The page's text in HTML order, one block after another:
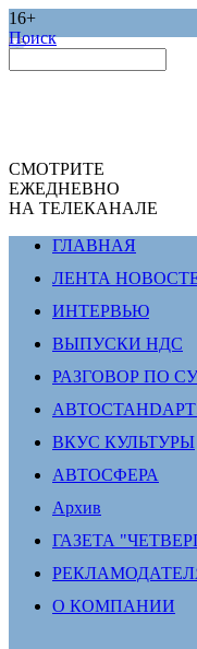
16+
Поиск
СМОТРИТЕ
ЕЖЕДНЕВНО
НА ТЕЛЕКАНАЛЕ
ГЛАВНАЯ
ЛЕНТА
ИНТЕРВЬЮ
ВЫПУСКИ НДС
РАЗГОВОР ПО
ВКУС КУЛЬТУРЫ
АВТОСФЕРА
Архив
ГАЗЕТА
О КОМПАНИИ